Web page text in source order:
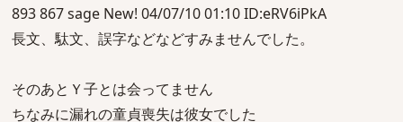
893 867 sage New! 04/07/10 01:10 ID:eRV6iPkA
長文、駄文、誤字などなどすみませんでした。
そのあとＹ子とは会ってません
ちなみに漏れの童貞喪失は彼女でした